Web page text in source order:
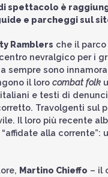
spettacolo è
e parcheggi sul
Ramblers che il parco
nevralgico per i
sempre sono
il loro combat folk
e testi di
Travolgenti sul
Il loro più recente
alla corrente”:
Martino Chieffo – il